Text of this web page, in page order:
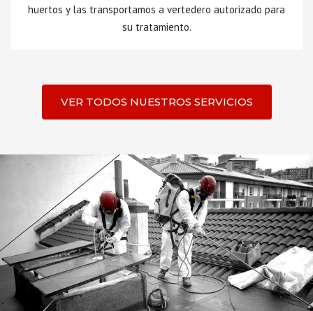
huertos y las transportamos a vertedero autorizado para
su tratamiento.
VER TODOS NUESTROS SERVICIOS